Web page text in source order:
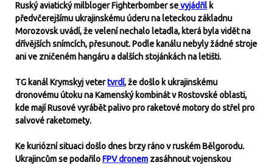
Ruský aviatický milbloger Fighterbomber sevyjádřil k
předvčerejšímu ukrajinskému úderu na leteckou základnu
Morozovsk uvádí, že velení nechalo letadla, která byla vidět na
dřívějších snímcích, přesunout. Podle kanálu nebyly žádné stroje
ani ve zničeném hangáru a dalších stojánkách na letišti.
TG kanál Krymskyj vetertvrdí, že došlo k ukrajinskému
dronovému útoku na Kamenský kombinát v Rostovské oblasti,
kde mají Rusové vyrábět palivo pro raketové motory do střel pro
salvové raketomety.
Ke kuriózní situaci došlo dnes brzy ráno v ruském Bělgorodu.
Ukrajincům se podařiloFPV dronem zasáhnout vojenskou